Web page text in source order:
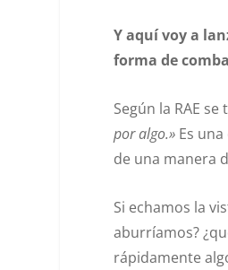
Y aquí voy a
forma de
Según la RAE
por algo.» Es
de una manera
Si echamos la
aburríamos?
rápidamente